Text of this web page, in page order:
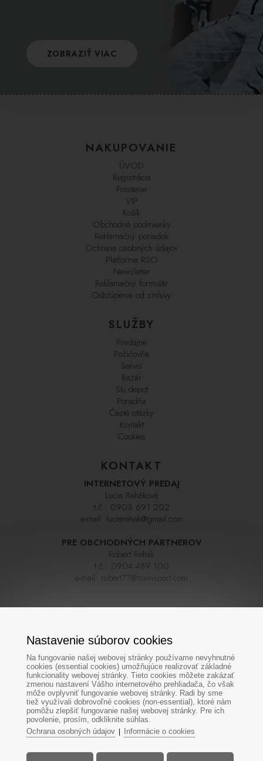
ZOBRAZIŤ VIAC
NAKUPOVANIE
ÚVOD
Registrácia
Poistenie
VIP
Košík
Obchodné podmienky
Reklamačný poriadok
Ochrana osobných údajov
Platforma RSO
Newsletter
Reklamačný formulár
Odstúpenie od zmluvy
SLUŽBY
Predajne
Požičovňa
Servis
Bazár
Ski depot
Poradňa
Časté otázky
Kontakt
Cookies
KONTAKT
INTERNETOVÝ PREDAJ
Lucia Reháková
t.č.: 0903 691 202
e-mail: luciarehak@gmail.com
PRE OBCHODNÝCH PARTNEROV
Róbert Rehák
t.č.: 0904 489 100
e-mail: robert77@suwisport.com
02 / 43 33 00 54
Ak sa nedovoláte na prvýkrát skúste zavolať neskôr,linka býva počas sezóny často
veľmi vyťažená. Ďakujeme za pochopenie
SOCIÁLNE SIETE
Nastavenie súborov cookies
Na fungovanie našej webovej stránky používame nevyhnutné
cookies (essential cookies) umožňujúce realizovať základné
funkcionality webovej stránky. Tieto cookies môžete zakázať
zmenou nastavení Vášho internetového prehliadača, čo však
môže ovplyvniť fungovanie webovej stránky. Radi by sme
tiež využívali dobrovoľné cookies (non-essential), ktoré nám
pomôžu zlepšiť fungovanie našej webovej stránky. Pre ich
povolenie, prosím, odkliknite súhlas.
Ochrana osobných údajov| Informácie o cookies